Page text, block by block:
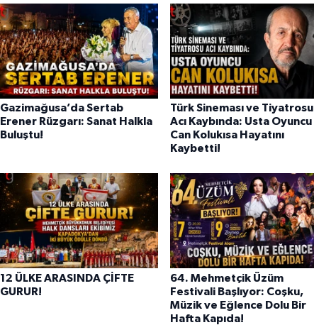
Gazimağusa’da Sertab
Erener Rüzgarı: Sanat Halkla
Buluştu!
Türk Sineması ve Tiyatrosu
Acı Kaybında: Usta Oyuncu
Can Kolukısa Hayatını
Kaybetti!
12 ÜLKE ARASINDA ÇİFTE
GURUR!
64. Mehmetçik Üzüm
Festivali Başlıyor: Coşku,
Müzik ve Eğlence Dolu Bir
Hafta Kapıda!